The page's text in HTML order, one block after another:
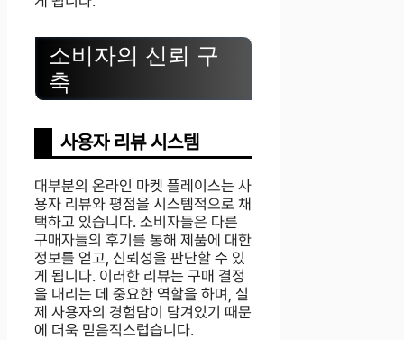
소비자의 신뢰 구
축
사용자 리뷰 시스템
대부분의 온라인 마켓 플레이스는 사
용자 리뷰와 평점을 시스템적으로 채
택하고 있습니다. 소비자들은 다른
구매자들의 후기를 통해 제품에 대한
정보를 얻고, 신뢰성을 판단할 수 있
게 됩니다. 이러한 리뷰는 구매 결정
을 내리는 데 중요한 역할을 하며, 실
제 사용자의 경험담이 담겨있기 때문
에 더욱 믿음직스럽습니다.